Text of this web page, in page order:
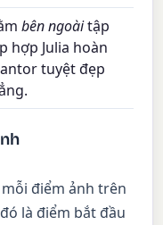
bên ngoàitập
hợp Julia hoàn
tuyệt đẹp
điểm ảnh trên
là điểm bắt đầu